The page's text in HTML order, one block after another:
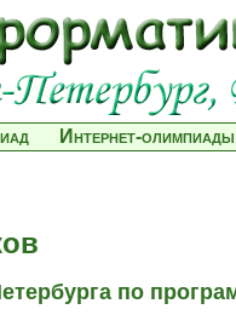
Интернет-олимпиады
по